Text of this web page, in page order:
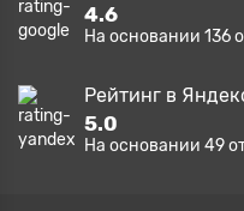
4.6
На основании 136
Рейтинг в
5.0
На основании 49